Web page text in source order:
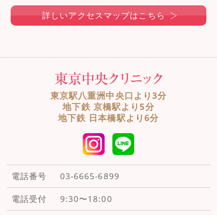
詳しいアクセスマップはこちら
東京駅八重洲中央口より3分
地下鉄 京橋駅より5分
地下鉄 日本橋駅より6分
電話番号 03-6665-6899
電話受付 9:30〜18:00